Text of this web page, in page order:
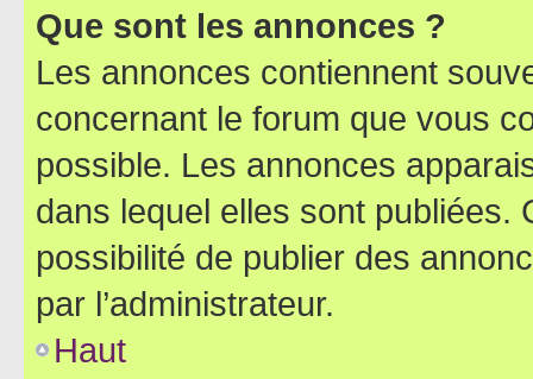
Que sont les annonces ?
Les annonces contiennent
concernant le forum que vous
possible. Les annonces
dans lequel elles sont publiées.
possibilité de publier des
par l’administrateur.
Haut